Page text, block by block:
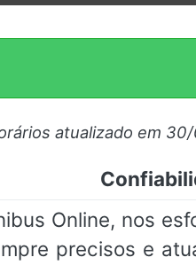
atualizado em
Online, nos
precisos e